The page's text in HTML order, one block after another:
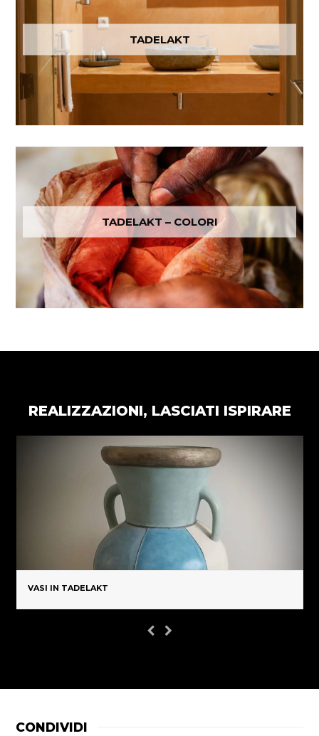
TADELAKT
TADELAKT – COLORI
REALIZZAZIONI, LASCIATI ISPIRARE
VASI IN TADELAKT
CONDIVIDI